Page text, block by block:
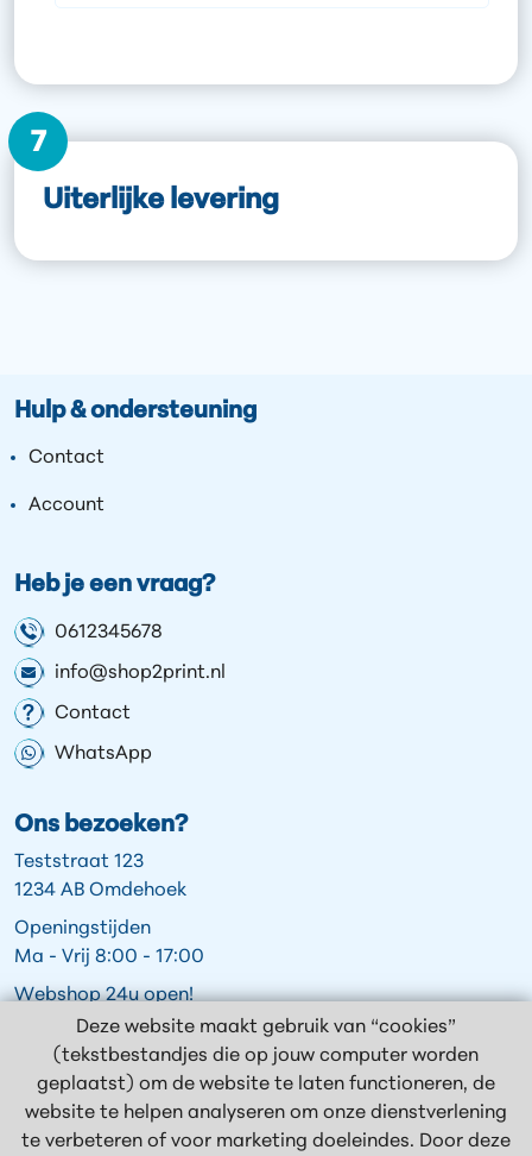
Deze website maakt gebruik van “cookies”
(tekstbestandjes die op jouw computer worden
geplaatst) om de website te laten functioneren, de
website te helpen analyseren om onze dienstverlening
te verbeteren of voor marketing doeleindes. Door deze
7
Uiterlijke levering
Hulp & ondersteuning
Contact
Account
Heb je een vraag?
0612345678
info@shop2print.nl
Contact
WhatsApp
Ons bezoeken?
Teststraat 123
1234 AB Omdehoek
Openingstijden
Ma - Vrij 8:00 - 17:00
Webshop 24u open!
Volg ons op: